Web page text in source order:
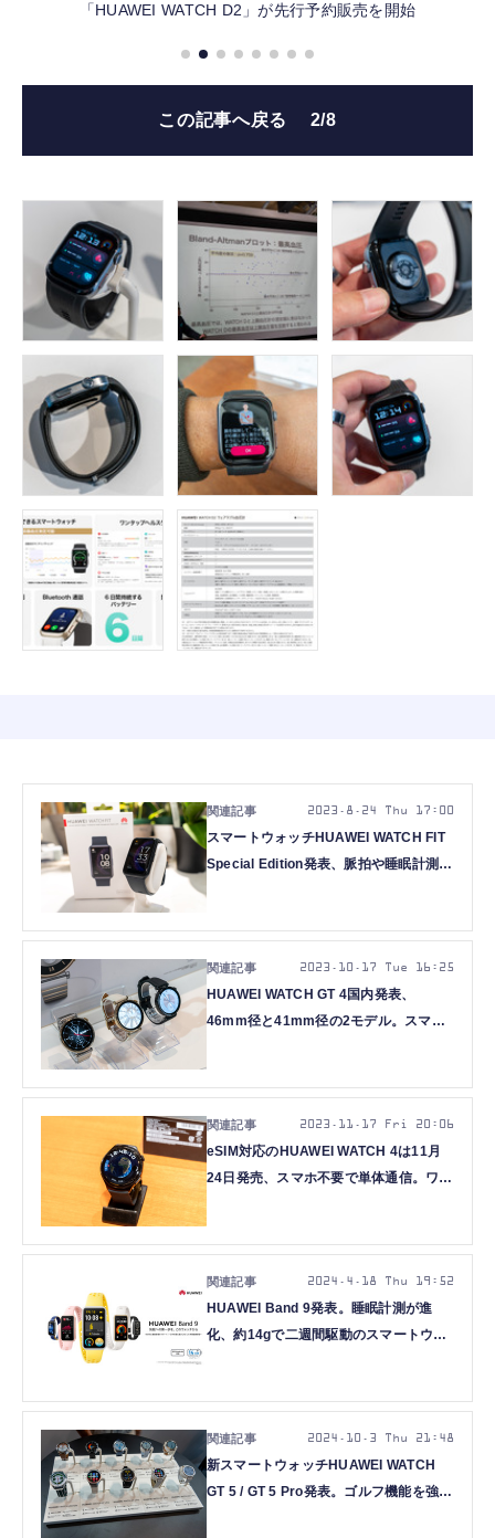
「HUAWEI WATCH D2」が先行予約販売を開始
この記事へ戻る 2/8
スマートウォッチHUAWEI WATCH FIT
Special Edition発表、脈拍や睡眠計測の
2023.8.24 Thu 17:00
HUAWEI WATCH GT 4国内発表、
46mm径と41mm径の2モデル。スマー
2023.10.17 Tue 16:25
eSIM対応のHUAWEI WATCH 4は11月
24日発売、スマホ不要で単体通信。ワン
2023.11.17 Fri 20:06
HUAWEI Band 9発表。睡眠計測が進
化、約14gで二週間駆動のスマートウォ
2024.4.18 Thu 19:52
新スマートウォッチHUAWEI WATCH
GT 5 / GT 5 Pro発表。ゴルフ機能を強
2024.10.3 Thu 21:48